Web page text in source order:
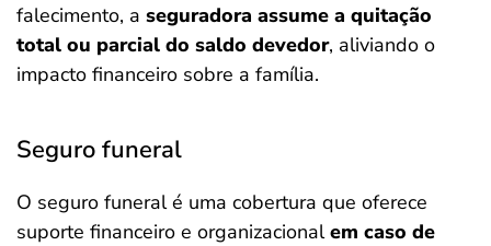
falecimento, a seguradora assume a quitação
total ou parcial do saldo devedor, aliviando o
impacto financeiro sobre a família.
Seguro funeral
O seguro funeral é uma cobertura que oferece
suporte financeiro e organizacionalem caso de